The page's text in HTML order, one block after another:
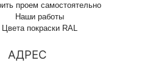
проем самостоятельно
Наши работы
Цвета покраски RAL
АДРЕС